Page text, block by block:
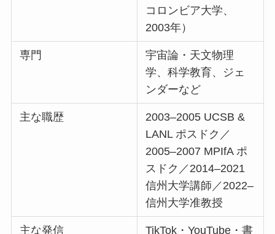
コロンビア大学、
2003年）
専門
宇宙論・天文物理
学、科学教育、ジェ
ンダーなど
主な職歴
2003–2005 UCSB &
LANL ポスドク／
2005–2007 MPIfA ポ
スドク／2014–2021
信州大学講師／2022–
信州大学准教授
主な発信
TikTok・YouTube・書